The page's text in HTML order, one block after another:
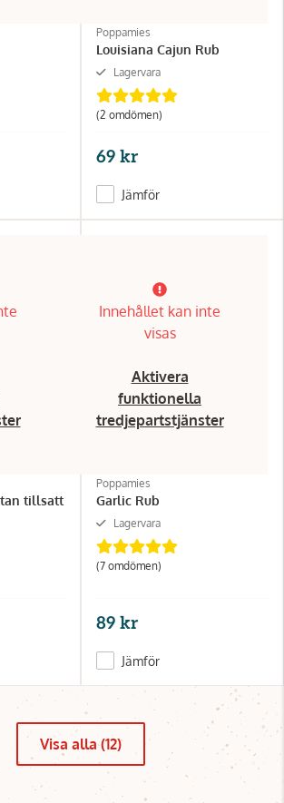
Poppamies
Louisiana Cajun Rub
Lagervara
(2 omdömen)
69 kr
Jämför
tillsatt
Innehållet kan inte
visas
Aktivera
funktionella
tredjepartstjänster
Poppamies
Garlic Rub
Lagervara
(7 omdömen)
89 kr
Jämför
Visa alla (12)